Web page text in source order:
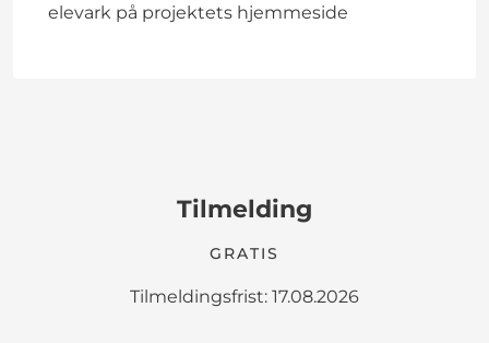
elevark på projektets hjemmeside
Tilmelding
GRATIS
Tilmeldingsfrist: 17.08.2026